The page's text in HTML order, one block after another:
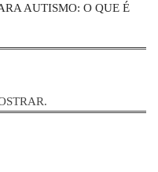
AUTISMO: O QUE É